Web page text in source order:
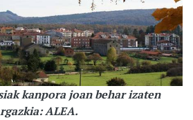
kanpora joan behar izaten
ALEA.